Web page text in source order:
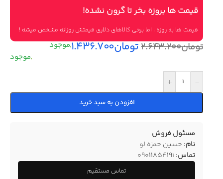
قیمت ها بروزه بخر تا گرون نشده!
قیمت ها به روزه ، اما برخی کالاهای دلاری قیمتش روزانه مشخص میشه !
تومان۲.۶۴۳.۲۰۰تومان۱.۴۳۶.۷۰۰
-
+
افزودن به سبد خرید
مسئول فروش
نام: حسین حمزه لو
تماس: 09011854191
تماس مستقیم